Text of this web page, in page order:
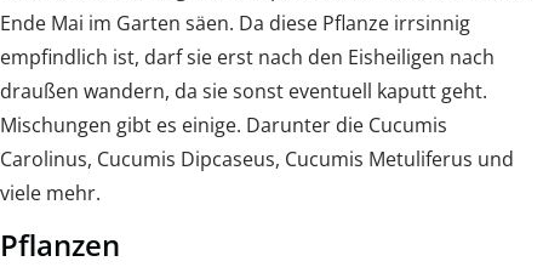
Ende Mai im Garten säen. Da diese Pflanze irrsinnig
empfindlich ist, darf sie erst nach den Eisheiligen nach
draußen wandern, da sie sonst eventuell kaputt geht.
Mischungen gibt es einige. Darunter die Cucumis
Carolinus, Cucumis Dipcaseus, Cucumis Metuliferus und
viele mehr.
Pflanzen